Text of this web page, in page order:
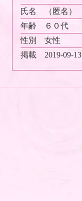
氏名
（匿名）
年齢
６０代
性別
女性
掲載
2019-09-13